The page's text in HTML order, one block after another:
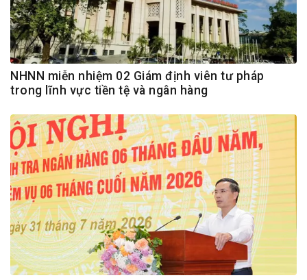
NHNN miễn nhiệm 02 Giám định viên tư pháp
trong lĩnh vực tiền tệ và ngân hàng